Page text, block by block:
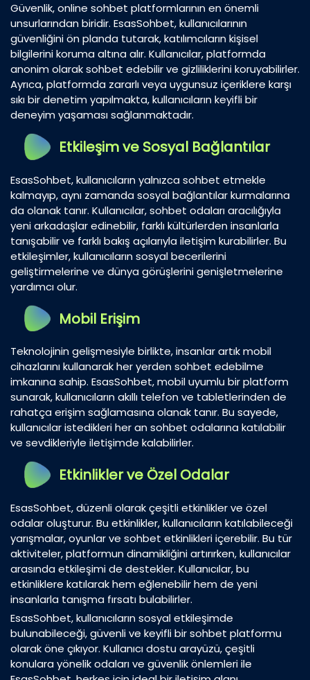
Güvenlik, online sohbet platformlarının en önemli
unsurlarından biridir. EsasSohbet, kullanıcılarının
güvenliğini ön planda tutarak, katılımcıların kişisel
bilgilerini koruma altına alır. Kullanıcılar, platformda
anonim olarak sohbet edebilir ve gizliliklerini koruyabilirler.
Ayrıca, platformda zararlı veya uygunsuz içeriklere karşı
sıkı bir denetim yapılmakta, kullanıcıların keyifli bir
deneyim yaşaması sağlanmaktadır.
Etkileşim ve Sosyal Bağlantılar
EsasSohbet, kullanıcıların yalnızca sohbet etmekle
kalmayıp, aynı zamanda sosyal bağlantılar kurmalarına
da olanak tanır. Kullanıcılar, sohbet odaları aracılığıyla
yeni arkadaşlar edinebilir, farklı kültürlerden insanlarla
tanışabilir ve farklı bakış açılarıyla iletişim kurabilirler. Bu
etkileşimler, kullanıcıların sosyal becerilerini
geliştirmelerine ve dünya görüşlerini genişletmelerine
yardımcı olur.
Mobil Erişim
Teknolojinin gelişmesiyle birlikte, insanlar artık mobil
cihazlarını kullanarak her yerden sohbet edebilme
imkanına sahip. EsasSohbet, mobil uyumlu bir platform
sunarak, kullanıcıların akıllı telefon ve tabletlerinden de
rahatça erişim sağlamasına olanak tanır. Bu sayede,
kullanıcılar istedikleri her an sohbet odalarına katılabilir
ve sevdikleriyle iletişimde kalabilirler.
Etkinlikler ve Özel Odalar
EsasSohbet, düzenli olarak çeşitli etkinlikler ve özel
odalar oluşturur. Bu etkinlikler, kullanıcıların katılabileceği
yarışmalar, oyunlar ve sohbet etkinlikleri içerebilir. Bu tür
aktiviteler, platformun dinamikliğini artırırken, kullanıcılar
arasında etkileşimi de destekler. Kullanıcılar, bu
etkinliklere katılarak hem eğlenebilir hem de yeni
insanlarla tanışma fırsatı bulabilirler.
EsasSohbet, kullanıcıların sosyal etkileşimde
bulunabileceği, güvenli ve keyifli bir sohbet platformu
olarak öne çıkıyor. Kullanıcı dostu arayüzü, çeşitli
konulara yönelik odaları ve güvenlik önlemleri ile